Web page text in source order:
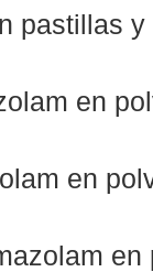
pastillas
en
en
en